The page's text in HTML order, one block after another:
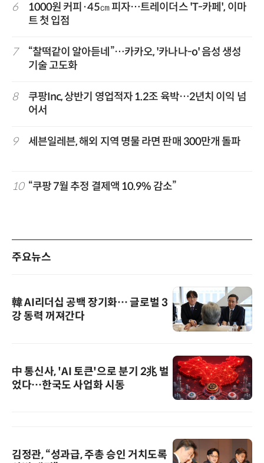
6
1000원 커피·45㎝ 피자…트레이더스 'T-카페', 이마
트 첫 입점
7
“찰떡같이 알아듣네”…카카오, '카나나-o' 음성 생성
기술 고도화
8
쿠팡Inc, 상반기 영업적자 1.2조 육박…2년치 이익 넘
어서
9 세븐일레븐, 해외 지역 명물 라면 판매 300만개 돌파
10 “쿠팡 7월 추정 결제액 10.9% 감소”
주요뉴스
韓 AI리더십 공백 장기화… 글로벌 3
강 동력 꺼져간다
中 통신사, 'AI 토큰'으로 분기 2兆 벌
었다…한국도 사업화 시동
김정관, “성과급, 주총 승인 거치도록